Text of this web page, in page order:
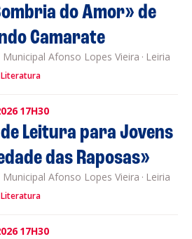
do Amor» de
Camarate
Afonso Lopes Vieira · Leiria
Literatura
17H30
Leitura para Jovens
das Raposas»
Afonso Lopes Vieira · Leiria
Literatura
17H30